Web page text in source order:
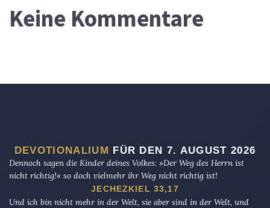
Keine Kommentare
DEVOTIONALIUM FÜR DEN 7. AUGUST 2026
Dennoch sagen die Kinder deines Volkes: »Der Weg des Herrn ist
nicht richtig!« so doch vielmehr ihr Weg nicht richtig ist!
JECHEZKIEL 33,17
Und ich bin nicht mehr in der Welt, sie aber sind in der Welt, und